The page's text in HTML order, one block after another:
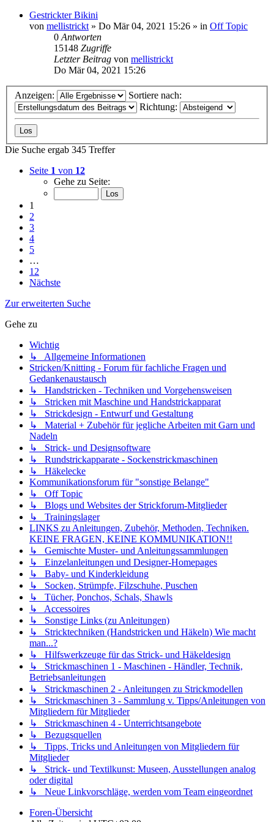
Gestrickter Bikini
von mellistrickt » Do Mär 04, 2021 15:26 » in Off Topic
0 Antworten
15148 Zugriffe
Letzter Beitrag von mellistrickt
Do Mär 04, 2021 15:26
Anzeigen:
Sortiere nach:
Richtung:
Die Suche ergab 345 Treffer
Seite 1 von 12
Gehe zu Seite:
1
2
3
4
5
…
12
Nächste
Zur erweiterten Suche
Gehe zu
Wichtig
↳ Allgemeine Informationen
Stricken/Knitting - Forum für fachliche Fragen und
Gedankenaustausch
↳ Handstricken - Techniken und Vorgehensweisen
↳ Stricken mit Maschine und Handstrickapparat
↳ Strickdesign - Entwurf und Gestaltung
↳ Material + Zubehör für jegliche Arbeiten mit Garn und
Nadeln
↳ Strick- und Designsoftware
↳ Rundstrickapparate - Sockenstrickmaschinen
↳ Häkelecke
Kommunikationsforum für "sonstige Belange"
↳ Off Topic
↳ Blogs und Websites der Strickforum-Mitglieder
↳ Trainingslager
LINKS zu Anleitungen, Zubehör, Methoden, Techniken.
KEINE FRAGEN, KEINE KOMMUNIKATION!!
↳ Gemischte Muster- und Anleitungssammlungen
↳ Einzelanleitungen und Designer-Homepages
↳ Baby- und Kinderkleidung
↳ Socken, Strümpfe, Filzschuhe, Puschen
↳ Tücher, Ponchos, Schals, Shawls
↳ Accessoires
↳ Sonstige Links (zu Anleitungen)
↳ Stricktechniken (Handstricken und Häkeln) Wie macht
man...?
↳ Hilfswerkzeuge für das Strick- und Häkeldesign
↳ Strickmaschinen 1 - Maschinen - Händler, Technik,
Betriebsanleitungen
↳ Strickmaschinen 2 - Anleitungen zu Strickmodellen
↳ Strickmaschinen 3 - Sammlung v. Tipps/Anleitungen von
Mitgliedern für Mitglieder
↳ Strickmaschinen 4 - Unterrichtsangebote
↳ Bezugsquellen
↳ Tipps, Tricks und Anleitungen von Mitgliedern für
Mitglieder
↳ Strick- und Textilkunst: Museen, Ausstellungen analog
oder digital
↳ Neue Linkvorschläge, werden vom Team eingeordnet
Foren-Übersicht